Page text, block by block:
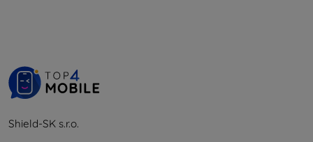
Shield-SK s.r.o.